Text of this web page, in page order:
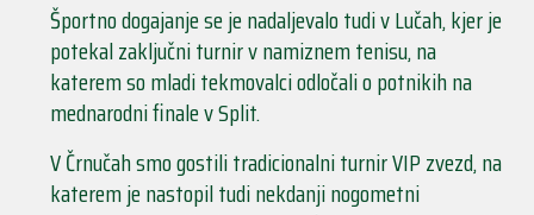
Športno dogajanje se je nadaljevalo tudi v Lučah, kjer je
potekal zaključni turnir v namiznem tenisu, na
katerem so mladi tekmovalci odločali o potnikih na
mednarodni finale v Split.
V Črnučah smo gostili tradicionalni turnir VIP zvezd, na
katerem je nastopil tudi nekdanji nogometni